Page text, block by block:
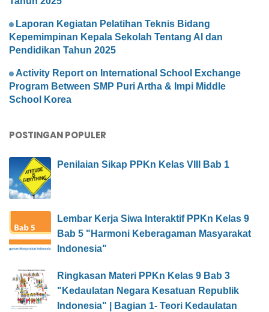
Laporan Kegiatan Pelatihan Teknis Bidang
Kepemimpinan Kepala Sekolah Tentang AI dan
Pendidikan Tahun 2025
Activity Report on International School Exchange
Program Between SMP Puri Artha & Impi Middle
School Korea
POSTINGAN POPULER
Penilaian Sikap PPKn Kelas VIII Bab 1
Lembar Kerja Siwa Interaktif PPKn Kelas 9
Bab 5 "Harmoni Keberagaman Masyarakat
Indonesia"
Ringkasan Materi PPKn Kelas 9 Bab 3
"Kedaulatan Negara Kesatuan Republik
Indonesia" | Bagian 1- Teori Kedaulatan